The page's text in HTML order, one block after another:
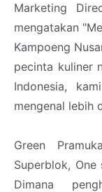
Marketing
mengatakan
Kampoeng
pecinta kuliner
Indonesia,
mengenal lebih
Green
Superblok,
Dimana